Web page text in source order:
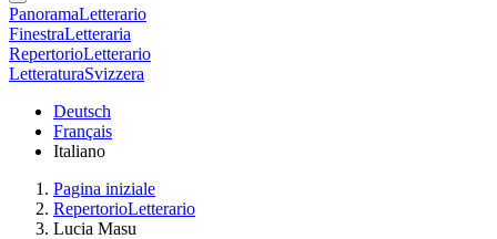
PanoramaLetterario
FinestraLetteraria
RepertorioLetterario
LetteraturaSvizzera
Deutsch
Français
Italiano
Pagina iniziale
RepertorioLetterario
Lucia Masu